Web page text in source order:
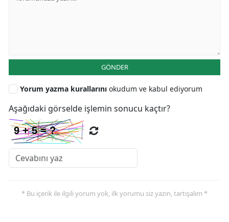
GÖNDER
Yorum yazma kurallarını okudum ve kabul ediyorum
Aşağıdaki görselde işlemin sonucu kaçtır?
* Bu içerik ile ilgili yorum yok, ilk yorumu siz yazın, tartışalım *